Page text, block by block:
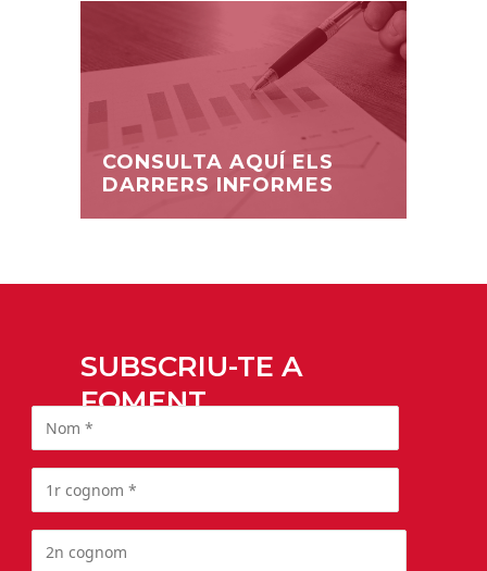
CONSULTA AQUÍ ELS
DARRERS INFORMES
SUBSCRIU-TE A
FOMENT